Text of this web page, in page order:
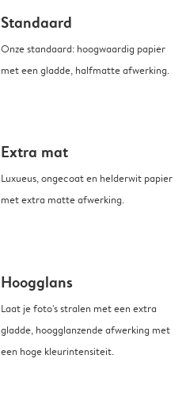
Standaard
Onze standaard: hoogwaardig papier
met een gladde, halfmatte afwerking.
Extra mat
Luxueus, ongecoat en helderwit papier
met extra matte afwerking.
Hoogglans
Laat je foto's stralen met een extra
gladde, hoogglanzende afwerking met
een hoge kleurintensiteit.